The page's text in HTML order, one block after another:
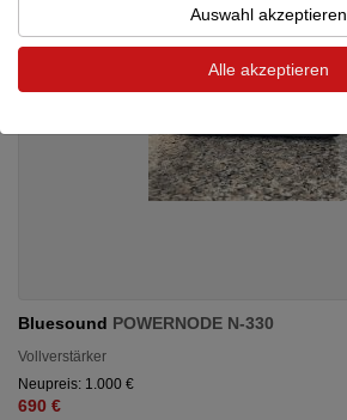
Bluesound POWERNODE N-330
Vollverstärker
Neupreis: 1.000 €
690 €
Auswahl akzeptieren
Alle akzeptieren